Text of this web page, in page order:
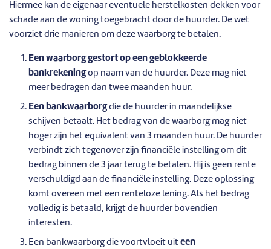
Hiermee kan de eigenaar eventuele herstelkosten dekken voor
schade aan de woning toegebracht door de huurder. De wet
voorziet drie manieren om deze waarborg te betalen.
Een waarborg gestort op een geblokkeerde
bankrekeningop naam van de huurder. Deze mag niet
meer bedragen dan twee maanden huur.
Een bankwaarborgdie de huurder in maandelijkse
schijven betaalt. Het bedrag van de waarborg mag niet
hoger zijn het equivalent van 3 maanden huur. De huurder
verbindt zich tegenover zijn financiële instelling om dit
bedrag binnen de 3 jaar terug te betalen. Hij is geen rente
verschuldigd aan de financiële instelling. Deze oplossing
komt overeen met een renteloze lening. Als het bedrag
volledig is betaald, krijgt de huurder bovendien
interesten.
Een bankwaarborg die voortvloeit uit een